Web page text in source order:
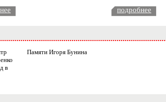
подробнее
в
Памяти Игоря Бунина